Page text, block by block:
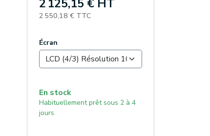
2 125,15 € HT
2 550,18 € TTC
Écran
En stock
Habituellement prêt sous 2 à 4
jours